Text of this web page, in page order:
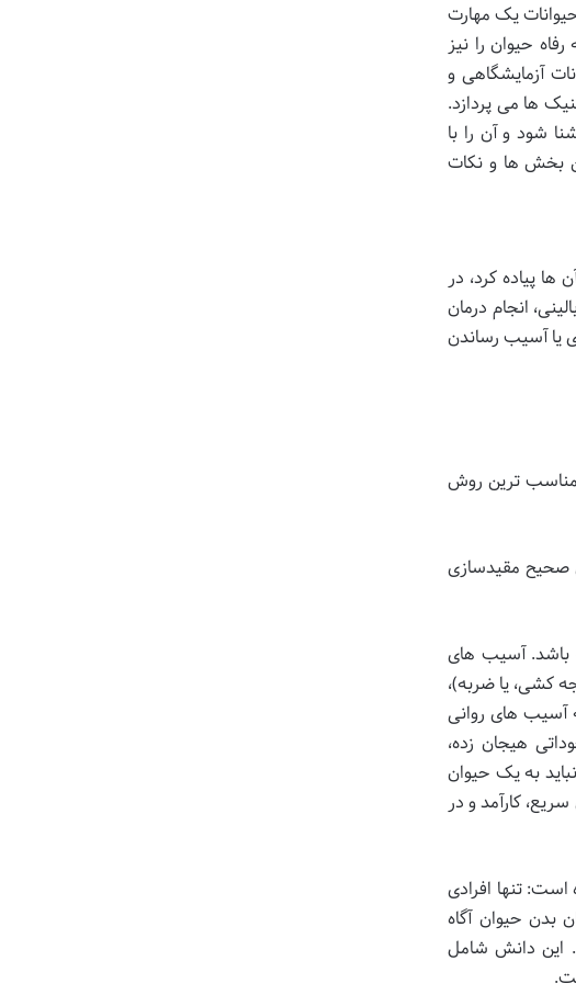
یک مهارت
حیوان را نیز
آزمایشگاهی و
ها می پردازد.
شود و آن را با
بخش ها و نکات
پیاده کرد، در
انجام درمان
یا آسیب رساندن
مناسب ترین روش
صحیح مقیدسازی
باشد. آسیب های
کشی، یا ضربه)،
آسیب های روانی
هیجان زده،
به یک حیوان
کارآمد و در
تنها افرادی
بدن حیوان آگاه
این دانش شامل